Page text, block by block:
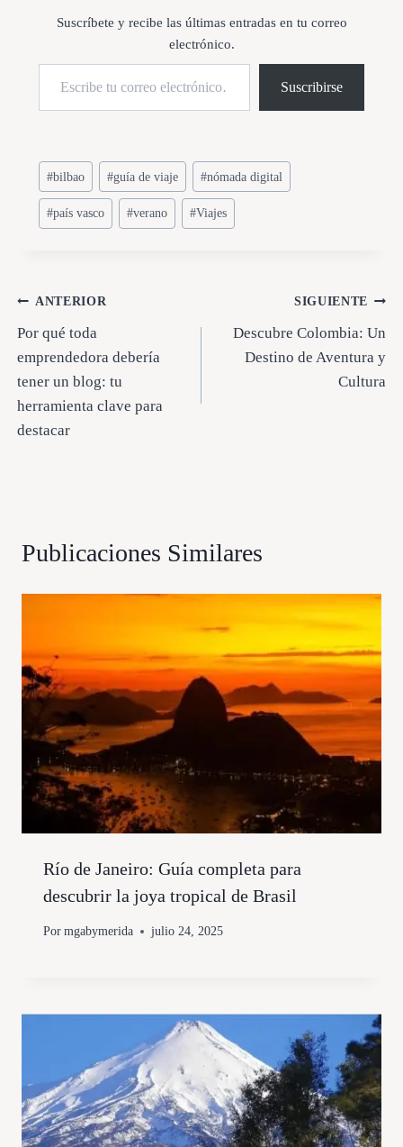
Suscríbete y recibe las últimas entradas en tu correo
electrónico.
Escribe tu correo electrónico…
Suscribirse
Etiquetas
de
la
#bilbao #guía de viaje #nómada digital
#país vasco #verano #Viajes
Navegación
de
entradas
ANTERIOR
Por qué toda
emprendedora debería
tener un blog: tu
herramienta clave para
destacar
SIGUIENTE
Descubre Colombia: Un
Destino de Aventura y
Cultura
Publicaciones Similares
Río de Janeiro: Guía completa para
descubrir la joya tropical de Brasil
Por mgabymerida julio 24, 2025